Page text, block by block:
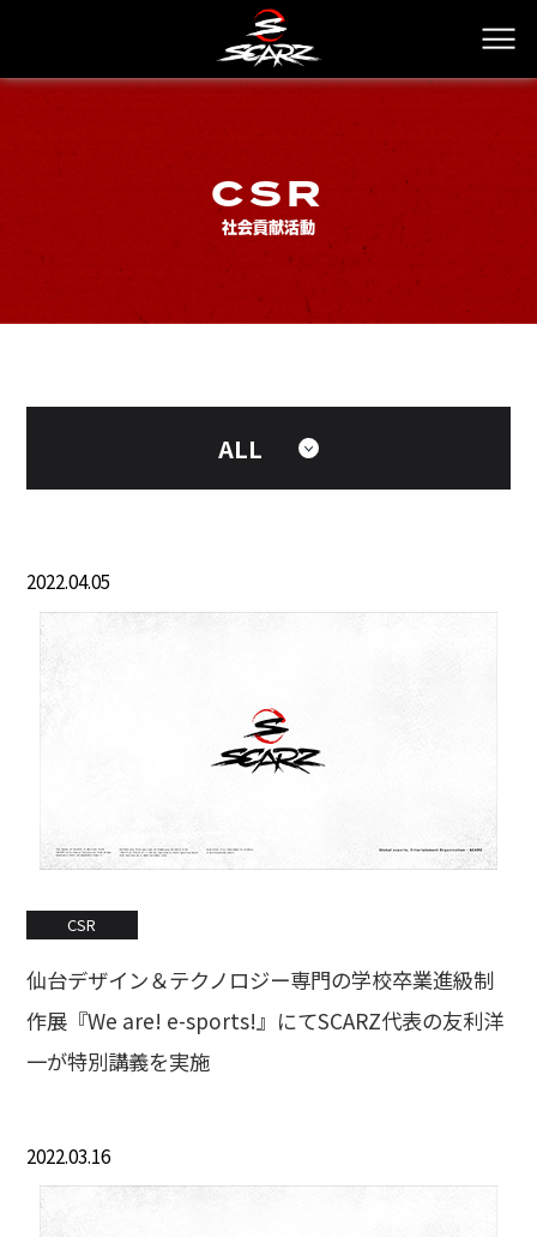
CSR
社会貢献活動
ALL
2022.04.05
CSR
仙台デザイン＆テクノロジー専門の学校卒業進級制
作展『We are! e-sports!』にてSCARZ代表の友利洋
一が特別講義を実施
2022.03.16